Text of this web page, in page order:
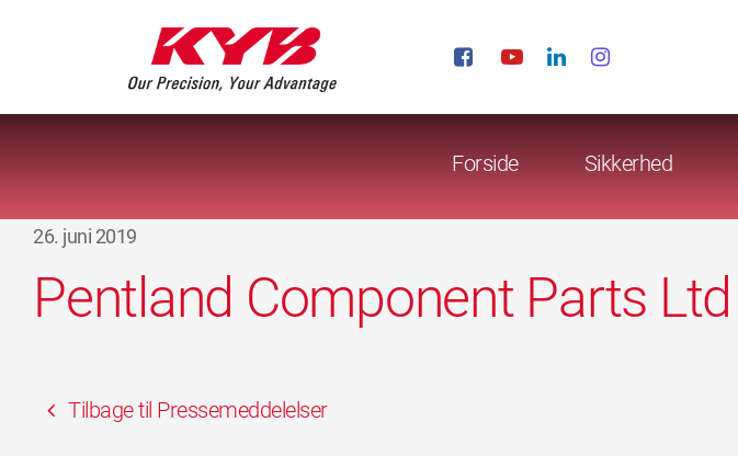
Forside Sikkerhed
26. juni 2019
Pentland Component Parts Ltd
Tilbage til Pressemeddelelser